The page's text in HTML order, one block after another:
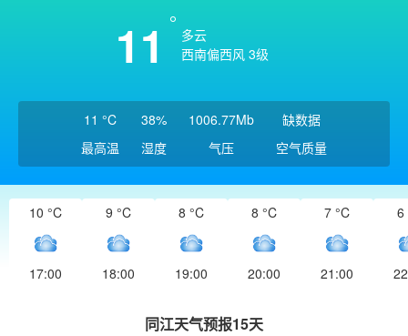
11
多云
西南偏西风 3级
11 °C
最高温
38%
湿度
1006.77Mb
气压
缺数据
空气质量
10 °C
17:00
9 °C
18:00
8 °C
19:00
8 °C
20:00
7 °C
21:00
6
同江天气预报15天